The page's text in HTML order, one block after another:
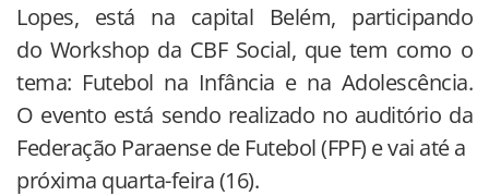
Lopes, está na capital Belém, participando
do Workshop da CBF Social, que tem como o
tema: Futebol na Infância e na Adolescência.
O evento está sendo realizado no auditório da
Federação Paraense de Futebol (FPF) e vai até a
próxima quarta-feira (16).